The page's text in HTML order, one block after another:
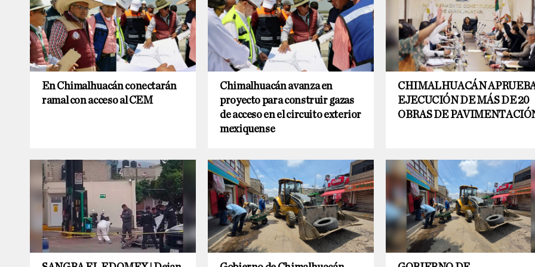
En Chimalhuacán conectarán
ramal con acceso al CEM
Chimalhuacán avanza en
proyecto para construir gazas
de acceso en el circuito exterior
mexiquense
CHIMALHUACÁN
EJECUCIÓN DE MÁS DE 20
OBRAS DE